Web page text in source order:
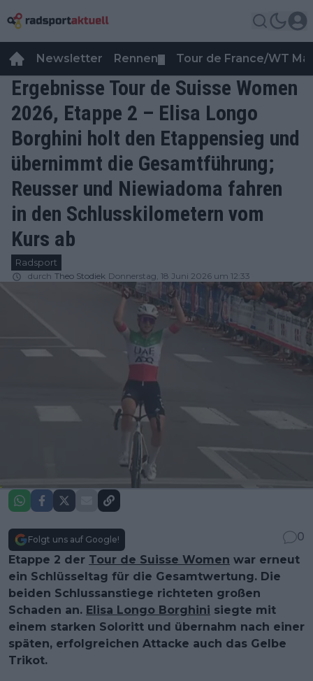
Newsletter Rennen Tour de France/WT
Ergebnisse Tour de Suisse Women
2026, Etappe 2 – Elisa Longo
Borghini holt den Etappensieg und
übernimmt die Gesamtführung;
Reusser und Niewiadoma fahren
in den Schlusskilometern vom
Kurs ab
Radsport
durch Theo Stodiek Donnerstag, 18 Juni 2026 um 12:33
Folgt uns auf Google!
0
Etappe 2 der Tour de Suisse Women war erneut
ein Schlüsseltag für die Gesamtwertung. Die
beiden Schlussanstiege richteten großen
Schaden an. Elisa Longo Borghini siegte mit
einem starken Soloritt und übernahm nach einer
späten, erfolgreichen Attacke auch das Gelbe
Trikot.